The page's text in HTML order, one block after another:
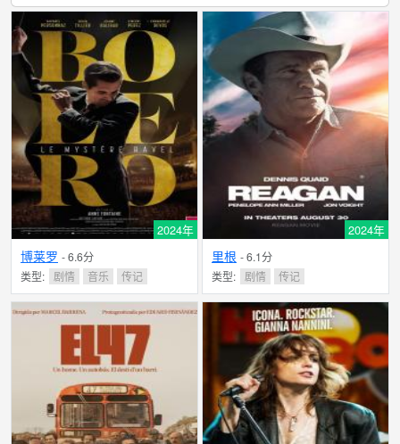
2024年
博莱罗 - 6.6分
类型: 剧情 音乐 传记
2024年
里根 - 6.1分
类型: 剧情 传记